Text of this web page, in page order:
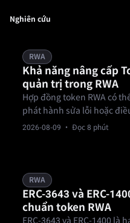
điểm một tài khoản, đa tài
Nghiên cứu
RWA
Khả năng nâng cấp
quản trị trong RWA
Hợp đồng token RWA có
phát hành sửa lỗi hoặc
nhưng người nắm giữ
2026-08-09 · Đọc 8 phút
RWA
ERC-3643 và ERC-
chuẩn token RWA
ERC-3643 và ERC-1400 là